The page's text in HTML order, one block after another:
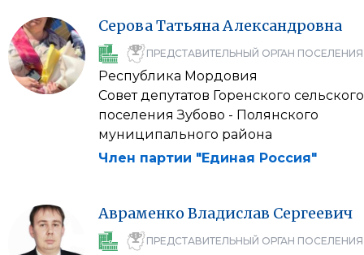
СероваТатьянаАлександровна
ПРЕДСТАВИТЕЛЬНЫЙ ОРГАН ПОСЕЛЕНИЯ
Республика Мордовия
Совет депутатов Горенского сельского
поселения Зубово - Полянского
муниципального района
Член партии "Единая Россия"
Авраменко Владислав Сергеевич
ПРЕДСТАВИТЕЛЬНЫЙ ОРГАН ПОСЕЛЕНИЯ